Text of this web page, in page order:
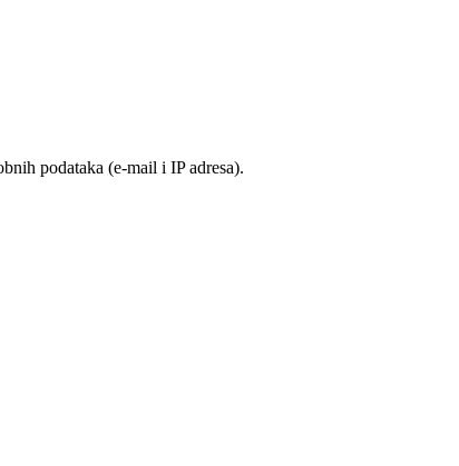
podataka (e-mail i IP adresa).